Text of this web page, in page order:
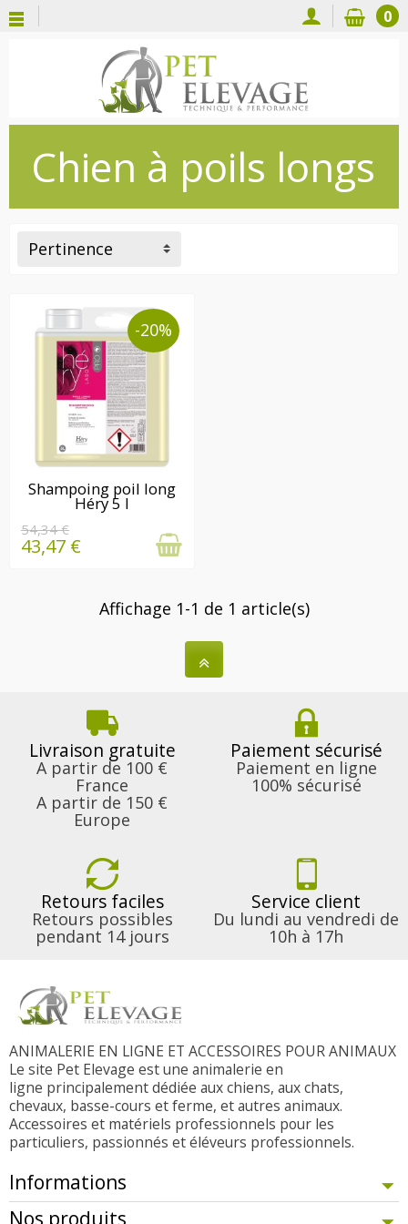
0
Chien à poils longs
Pertinence
-20%
EN STOCK
Shampoing poil long
Héry 5 l
54,34 €
43,47 €
Affichage 1-1 de 1 article(s)
Livraison gratuite
A partir de 100 €
France
A partir de 150 €
Europe
Paiement sécurisé
Paiement en ligne
100% sécurisé
Retours faciles
Retours possibles
pendant 14 jours
Service client
Du lundi au vendredi de
10h à 17h
ANIMALERIE EN LIGNE ET ACCESSOIRES POUR ANIMAUX
Le site Pet Elevage est une animalerie en
ligne principalement dédiée aux chiens, aux chats,
chevaux, basse-cours et ferme, et autres animaux.
Accessoires et matériels professionnels pour les
particuliers, passionnés et éléveurs professionnels.
Informations
Nos produits